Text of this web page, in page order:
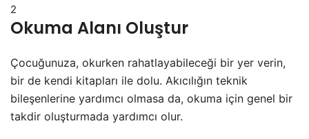
2
Okuma Alanı Oluştur
Çocuğunuza, okurken rahatlayabileceği bir yer verin,
bir de kendi kitapları ile dolu. Akıcılığın teknik
bileşenlerine yardımcı olmasa da, okuma için genel bir
takdir oluşturmada yardımcı olur.